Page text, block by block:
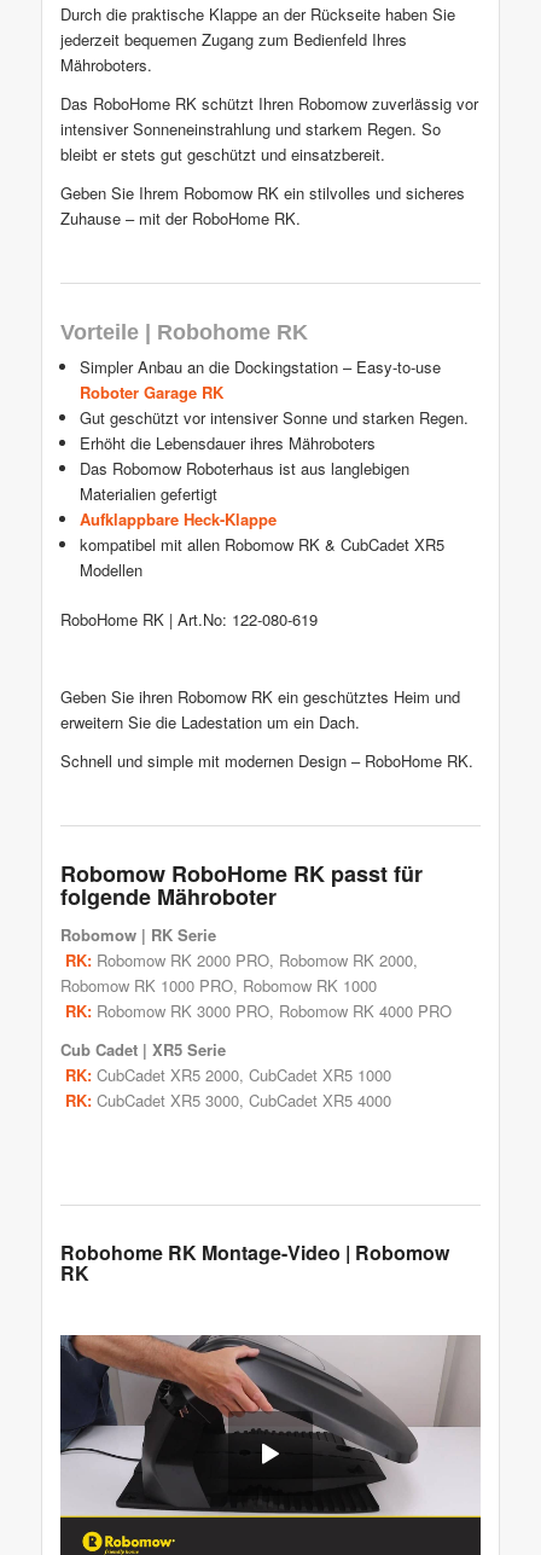
Durch die praktische Klappe an der Rückseite haben Sie
jederzeit bequemen Zugang zum Bedienfeld Ihres
Mähroboters.
Das RoboHome RK schützt Ihren Robomow zuverlässig vor
intensiver Sonneneinstrahlung und starkem Regen. So
bleibt er stets gut geschützt und einsatzbereit.
Geben Sie Ihrem Robomow RK ein stilvolles und sicheres
Zuhause – mit der RoboHome RK.
Vorteile | Robohome RK
Simpler Anbau an die Dockingstation – Easy-to-use
Roboter Garage RK
Gut geschützt vor intensiver Sonne und starken Regen.
Erhöht die Lebensdauer ihres Mähroboters
Das Robomow Roboterhaus ist aus langlebigen
Materialien gefertigt
Aufklappbare Heck-Klappe
kompatibel mit allen Robomow RK & CubCadet XR5
Modellen
RoboHome RK | Art.No: 122-080-619
Geben Sie ihren Robomow RK ein geschütztes Heim und
erweitern Sie die Ladestation um ein Dach.
Schnell und simple mit modernen Design – RoboHome RK.
Robomow RoboHome RK passt für
folgende Mähroboter
Robomow| RK Serie
RK: Robomow RK 2000 PRO, Robomow RK 2000,
Robomow RK 1000 PRO, Robomow RK 1000
RK: Robomow RK 3000 PRO, Robomow RK 4000 PRO
Cub Cadet | XR5 Serie
RK:CubCadet XR5 2000, CubCadet XR5 1000
RK:CubCadet XR5 3000, CubCadet XR5 4000
Robohome RK Montage-Video | Robomow
RK